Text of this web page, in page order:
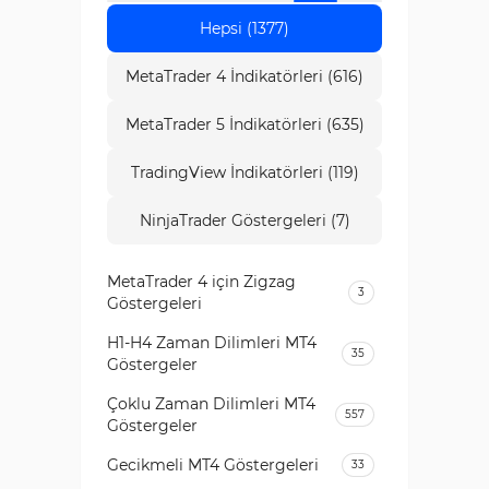
Hepsi (1377)
MetaTrader 4 İndikatörleri (616)
MetaTrader 5 İndikatörleri (635)
TradingView İndikatörleri (119)
NinjaTrader Göstergeleri (7)
MetaTrader 4 için Zigzag
Göstergeleri
3
H1-H4 Zaman Dilimleri MT4
Göstergeler
35
Çoklu Zaman Dilimleri MT4
Göstergeler
557
Gecikmeli MT4 Göstergeleri 33